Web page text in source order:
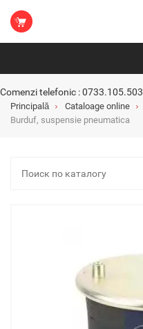
Comenzi telefonic : 0733.105.503
Principală Cataloage online
Burduf, suspensie pneumatica